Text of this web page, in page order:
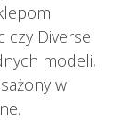
czy Diverse
modeli,
w